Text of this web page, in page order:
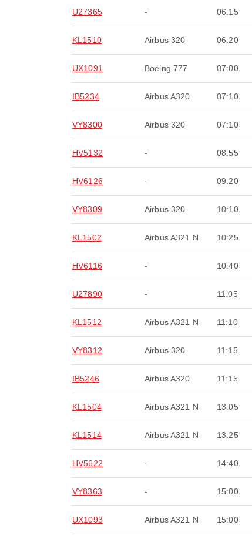
U27365 - 06:15
KL1510 Airbus 320 06:20
UX1091 Boeing 777 07:00
IB5234 Airbus A320 07:10
VY8300 Airbus 320 07:10
HV5132 - 08:55
HV6126 - 09:20
VY8309 Airbus 320 10:10
KL1502 Airbus A321 N 10:25
HV6116 - 10:40
U27890 - 11:05
KL1512 Airbus A321 N 11:10
VY8312 Airbus 320 11:15
IB5246 Airbus A320 11:15
KL1504 Airbus A321 N 13:05
KL1514 Airbus A321 N 13:25
HV5622 - 14:40
VY8363 - 15:00
UX1093 Airbus A321 N 15:00